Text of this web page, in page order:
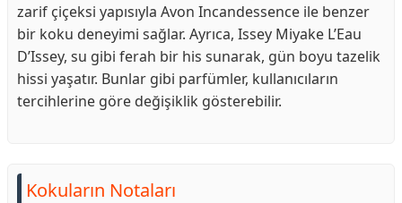
zarif çiçeksi yapısıyla Avon Incandessence ile benzer
bir koku deneyimi sağlar. Ayrıca, Issey Miyake L’Eau
D’Issey, su gibi ferah bir his sunarak, gün boyu tazelik
hissi yaşatır. Bunlar gibi parfümler, kullanıcıların
tercihlerine göre değişiklik gösterebilir.
Kokuların Notaları